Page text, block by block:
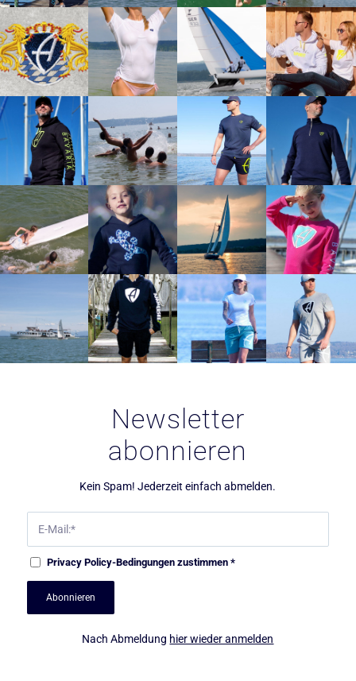
Newsletter
abonnieren
Kein Spam! Jederzeit einfach abmelden.
Privacy Policy-Bedingungen zustimmen *
Nach Abmeldung hier wieder anmelden